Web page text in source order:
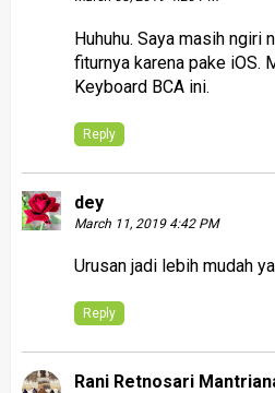
Huhuhu. Saya masih ngiri
fiturnya karena pake iOS.
Keyboard BCA ini.
Reply
dey
March 11, 2019 4:42 PM
Urusan jadi lebih mudah
Reply
Rani Retnosari